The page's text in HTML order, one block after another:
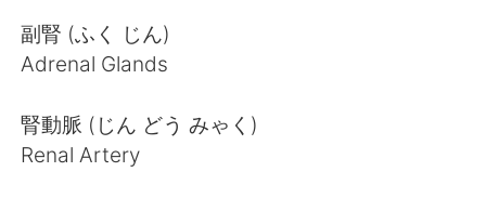
副腎 (ふく じん)
Adrenal Glands
腎動脈 (じん どう みゃく)
Renal Artery